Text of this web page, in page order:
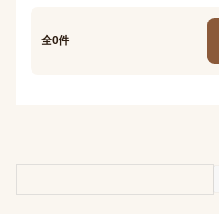
全0件